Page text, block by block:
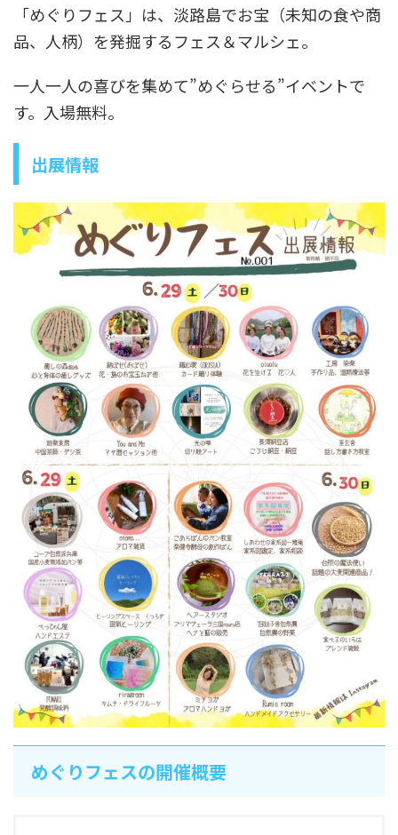
「めぐりフェス」は、淡路島でお宝（未知の食や商
品、人柄）を発掘するフェス＆マルシェ。
一人一人の喜びを集めて”めぐらせる”イベントで
す。入場無料。
出展情報
めぐりフェスの開催概要